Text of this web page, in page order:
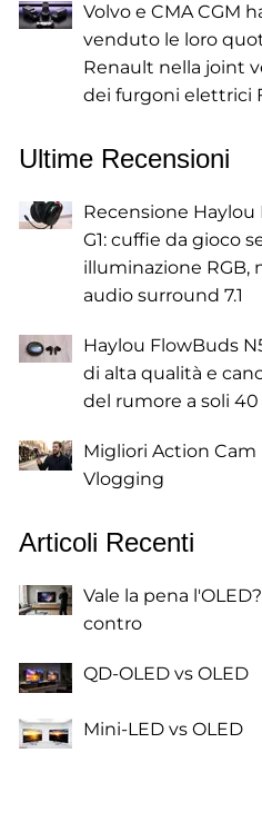
Volvo e CMA CGM
venduto le loro
Renault nella joint
dei furgoni elettrici
Ultime Recensioni
Recensione Haylou
G1: cuffie da gioco
illuminazione RGB,
audio surround 7.1
Haylou FlowBuds
di alta qualità e
del rumore a soli 40
Migliori Action Cam
Vlogging
Articoli Recenti
Vale la pena
contro
QD-OLED vs OLED
Mini-LED vs OLED